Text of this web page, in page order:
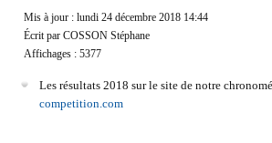
Mis à jour : lundi 24 décembre 2018 14:44
Écrit par COSSON Stéphane
Affichages : 5377
Les résultats 2018 sur le site de notre
competition.com